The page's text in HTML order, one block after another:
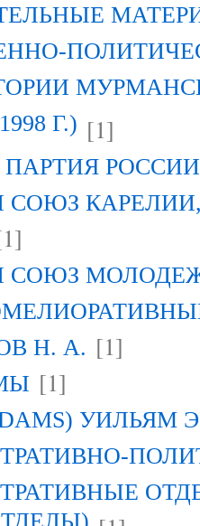
Г.) [1]
РОССИИ
КАРЕЛИИ,
СОЮЗ
Н. А. [1]
[1]
УИЛЬЯМ